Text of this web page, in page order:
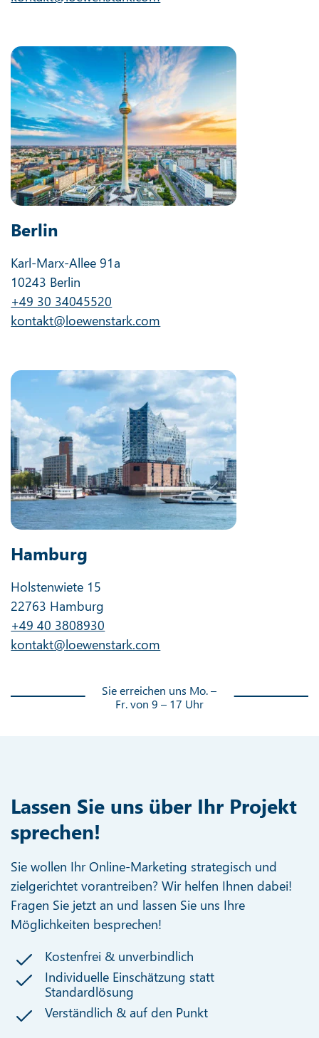
Berlin
Karl-Marx-Allee 91a
10243 Berlin
+49 30 34045520
kontakt@loewenstark.com
Hamburg
Holstenwiete 15
22763 Hamburg
+49 40 3808930
kontakt@loewenstark.com
Sie erreichen uns Mo. –
Fr. von 9 – 17 Uhr
Lassen Sie uns über Ihr Projekt
sprechen!
Sie wollen Ihr Online-Marketing strategisch und
zielgerichtet vorantreiben? Wir helfen Ihnen dabei!
Fragen Sie jetzt an und lassen Sie uns Ihre
Möglichkeiten besprechen!
Kostenfrei & unverbindlich
Individuelle Einschätzung statt
Standardlösung
Verständlich & auf den Punkt